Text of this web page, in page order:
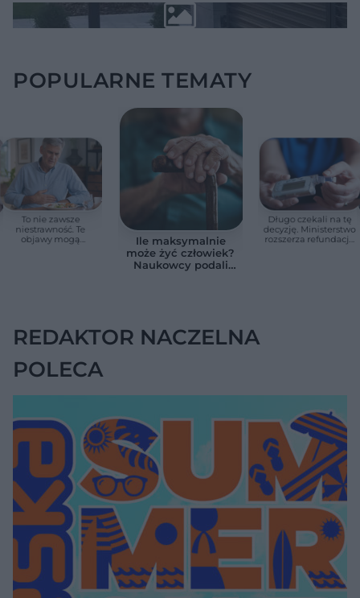
POPULARNE TEMATY
To nie zawsze
niestrawność. Te
objawy mogą
Ile maksymalnie
może żyć człowiek?
Naukowcy podali
Długo czekali na tę
decyzję. Ministerstwo
rozszerza refundację
REDAKTOR NACZELNA
POLECA